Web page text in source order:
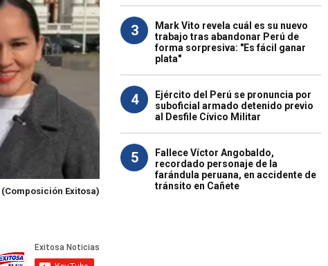
(Composición Exitosa)
3
Mark Vito revela cuál es su nuevo
trabajo tras abandonar Perú de
forma sorpresiva: "Es fácil ganar
plata"
4
Ejército del Perú se pronuncia por
suboficial armado detenido previo
al Desfile Cívico Militar
5
Fallece Víctor Angobaldo,
recordado personaje de la
farándula peruana, en accidente de
tránsito en Cañete